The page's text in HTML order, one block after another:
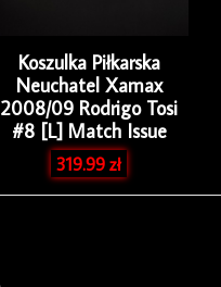
Koszulka Piłkarska
Neuchatel Xamax
2008/09 Rodrigo Tosi
#8 [L] Match Issue
319.99zł